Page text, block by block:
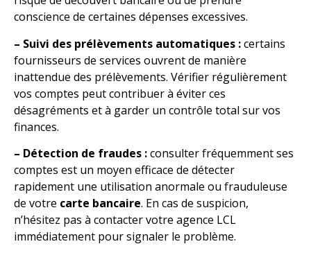
conscience de certaines dépenses excessives.
– Suivi des prélèvements automatiques :certains
fournisseurs de services ouvrent de manière
inattendue des prélèvements. Vérifier régulièrement
vos comptes peut contribuer à éviter ces
désagréments et à garder un contrôle total sur vos
finances.
– Détection de fraudes :consulter fréquemment ses
comptes est un moyen efficace de détecter
rapidement une utilisation anormale ou frauduleuse
de votre carte bancaire. En cas de suspicion,
n’hésitez pas à contacter votre agence LCL
immédiatement pour signaler le problème.